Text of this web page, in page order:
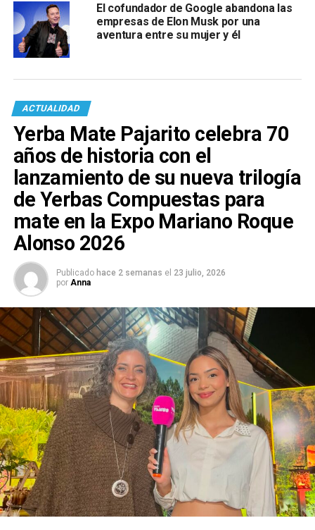
El cofundador de Google abandona las
empresas de Elon Musk por una
aventura entre su mujer y él
ACTUALIDAD
Yerba Mate Pajarito celebra 70
años de historia con el
lanzamiento de su nueva trilogía
de Yerbas Compuestas para
mate en la Expo Mariano Roque
Alonso 2026
Publicado hace 2 semanas el 23 julio, 2026
por Anna